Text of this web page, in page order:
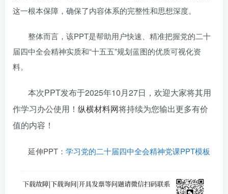
这一根本保障，确保了内容体系的完整性和思想深度。
整体而言，该PPT是帮助用户快速、精准把握党的二十
届四中全会精神实质和“十五五”规划蓝图的优质可视化资
料。
本次PPT发布于2025年10月27日，欢迎大家将其用
作学习办公使用！ 纵横材料网将持续为您输出更多有价
值的内容！
延伸PPT： 学习党的二十届四中全会精神党课PPT模板